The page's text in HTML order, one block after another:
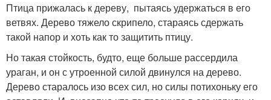
Птица прижалась к дереву, пытаясь удержаться в его
ветвях. Дерево тяжело скрипело, стараясь сдержать
такой напор и хоть как то защитить птицу.
Но такая стойкость, будто, еще больше рассердила
ураган, и он с утроенной силой двинулся на дерево.
Дерево старалось изо всех сил, но силы потихоньку его